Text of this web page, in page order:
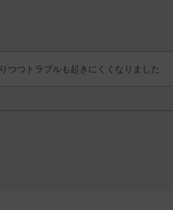
つつトラブルも起きにくくなりました